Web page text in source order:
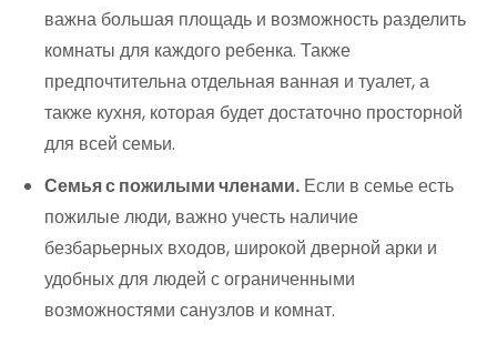
важна большая площадь и возможность разделить
комнаты для каждого ребенка. Также
предпочтительна отдельная ванная и туалет, а
также кухня, которая будет достаточно просторной
для всей семьи.
Семья с пожилыми членами. Если в семье есть
пожилые люди, важно учесть наличие
безбарьерных входов, широкой дверной арки и
удобных для людей с ограниченными
возможностями санузлов и комнат.